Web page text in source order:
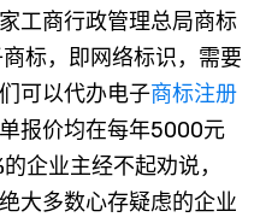
工商行政管理总局商标
标，即网络标识，需要
可以代办电子商标注册
报价均在每年5000元
企业主经不起劝说，
大多数心存疑虑的企业